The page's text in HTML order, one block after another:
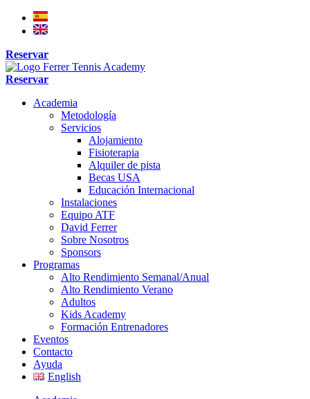
Reservar
Reservar
Academia
Metodología
Servicios
Alojamiento
Fisioterapia
Alquiler de pista
Becas USA
Educación Internacional
Instalaciones
Equipo ATF
David Ferrer
Sobre Nosotros
Sponsors
Programas
Alto Rendimiento Semanal/Anual
Alto Rendimiento Verano
Adultos
Kids Academy
Formación Entrenadores
Eventos
Contacto
Ayuda
English